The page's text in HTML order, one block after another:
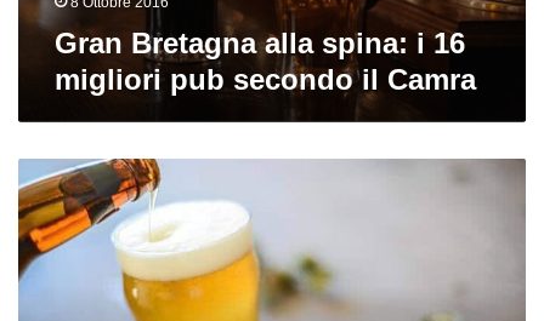
Camra
Gran Bretagna alla spina: i 16
migliori pub secondo il Camra
Double
Beer,
un’antenata
nobile
della